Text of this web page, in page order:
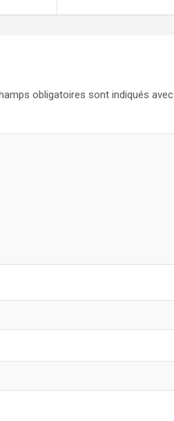
obligatoires sont indiqués avec